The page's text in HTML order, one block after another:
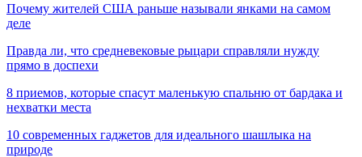
Почему жителей США раньше называли янками на самом
деле
Правда ли, что средневековые рыцари справляли нужду
прямо в доспехи
8 приемов, которые спасут маленькую спальню от бардака и
нехватки места
10 современных гаджетов для идеального шашлыка на
природе